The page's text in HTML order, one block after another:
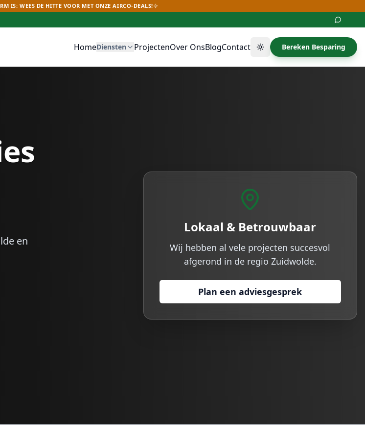
IS: WEES DE HITTE VOOR MET ONZE AIRCO-DEALS!
HomeDiensten ProjectenOver OnsBlogContact Thema wisselen
Bereken Besparing
en
Lokaal & Betrouwbaar
Wij hebben al vele projecten succesvol
afgerond in de regio Zuidwolde.
Plan een adviesgesprek